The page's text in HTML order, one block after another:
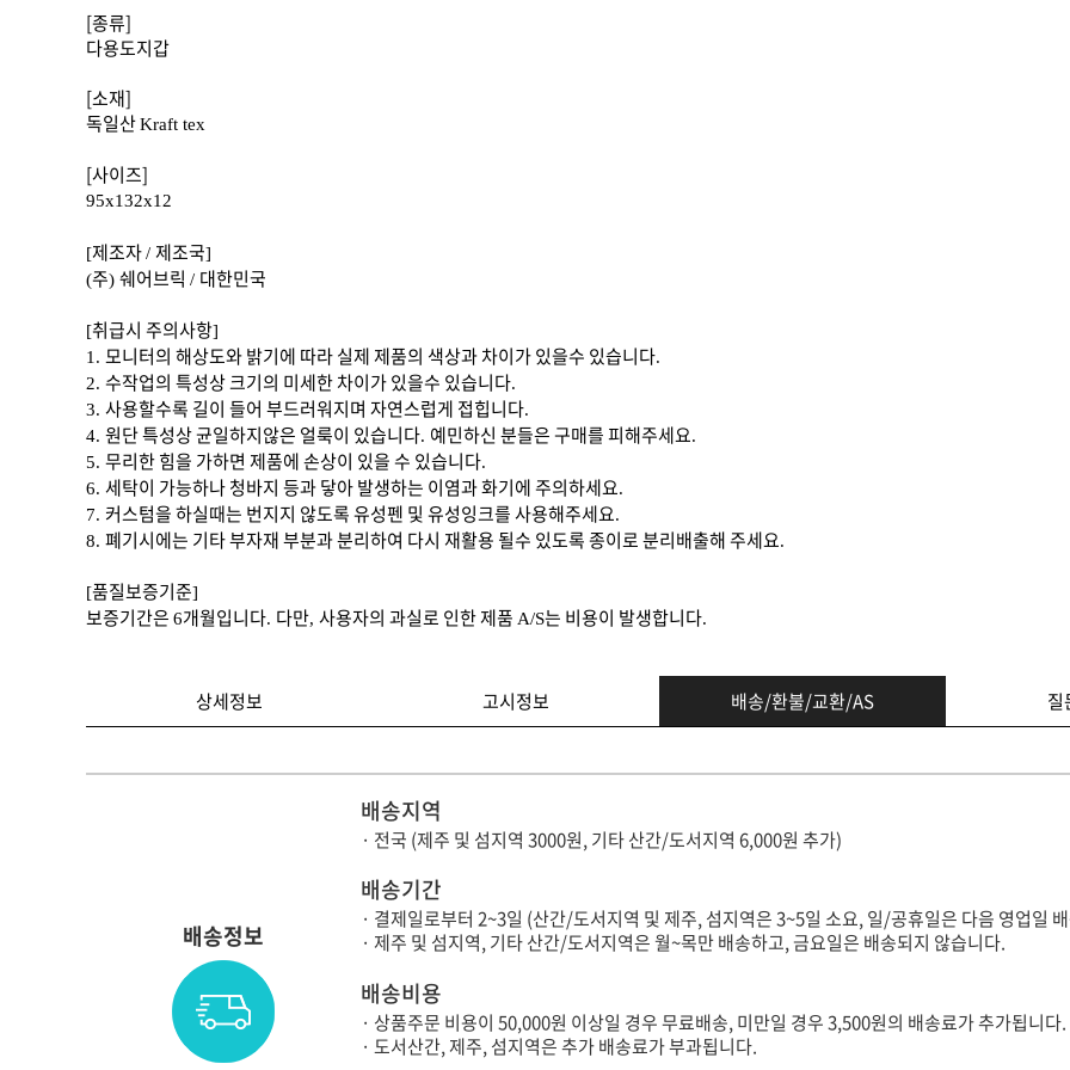
[종류]
다용도지갑
[소재]
독일산Kraft tex
[사이즈]
95x132x12
[제조자/ 제조국]
(주) 쉐어브릭 / 대한민국
[취급시 주의사항]
1. 모니터의 해상도와 밝기에 따라 실제 제품의 색상과 차이가 있을수 있습니다.
2. 수작업의 특성상 크기의 미세한 차이가 있을수 있습니다.
3. 사용할수록 길이 들어 부드러워지며 자연스럽게 접힙니다.
4. 원단 특성상 균일하지않은 얼룩이 있습니다. 예민하신 분들은 구매를 피해주세요.
5. 무리한 힘을 가하면 제품에 손상이 있을 수 있습니다.
6. 세탁이 가능하나 청바지 등과 닿아 발생하는 이염과 화기에 주의하세요.
7. 커스텀을 하실때는 번지지 않도록 유성펜 및 유성잉크를 사용해주세요.
8. 폐기시에는 기타 부자재 부분과 분리하여 다시 재활용 될수 있도록 종이로 분리배출해 주세요.
[품질보증기준]
보증기간은 6개월입니다. 다만, 사용자의 과실로 인한 제품 A/S는 비용이 발생합니다.
상세정보 고시정보 배송/환불/교환/AS 질
배송정보
배송지역
· 전국 (제주 및 섬지역 3000원, 기타 산간/도서지역 6,000원 추가)
배송기간
· 결제일로부터 2~3일 (산간/도서지역 및 제주, 섬지역은 3~5일 소요, 일/공휴일은 다음 영업일
· 제주 및 섬지역, 기타 산간/도서지역은 월~목만 배송하고, 금요일은 배송되지 않습니다.
배송비용
· 상품주문 비용이 50,000원 이상일 경우 무료배송, 미만일 경우 3,500원의 배송료가 추가됩니다.
· 도서산간, 제주, 섬지역은 추가 배송료가 부과됩니다.